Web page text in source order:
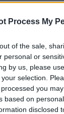
Process My
of the sale,
personal or
by us, please
selection.
you
based on
disclosed
PESTI RIPORTER
Dúl a háború,
utaznak
2022.05.31.
GERILLA BÁR PESTITV
Kiderült Geszler
szépségének